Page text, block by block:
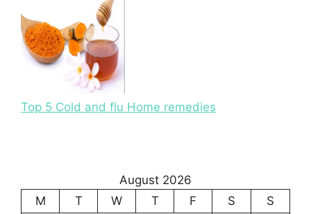
Top 5 Cold and flu Home remedies
August 2026
M
T W T F S
S